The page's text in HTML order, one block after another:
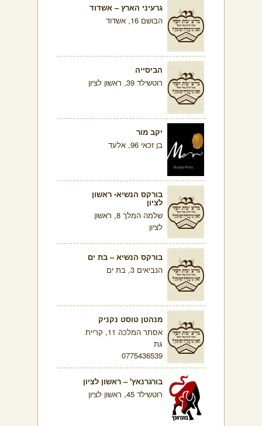
גרעיני הארץ – אשדוד
הבושם 16, אשדוד
הביסייה
רוטשילד 39, ראשון לציון
יקב מור
בן זכאי 96, אלעד
בורקס הנשיא- ראשון
לציון
שלמה המלך 8, ראשון
לציון
בורקס הנשיא – בת ים
הנביאים 3, בת ים
מנהטן טוסט נקניק
אסתר המלכה 11, קריית
גת
0775436539
בורגרנאץ' – ראשון לציון
רוטשילד 45, ראשון לציון